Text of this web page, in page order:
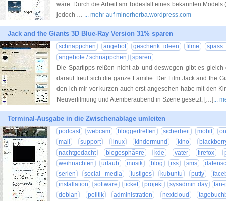
wäre. Durch die Arbeit am Todesfall eines bekannten
jedoch … ... mehr auf minorherba.wordpress.com
Jack and the Giants 3D Blue-Ray Version 31% sparen
schnäppchen angebot geschenk ideen filme
spass
angebote / schnäppchen
sparen
Die Spartipps reißen nicht ab und deswegen gibt es
darauf freut sich die ganze Familie. Der Film Jack and the
den ich mir vor kurzen auch erst angesehen habe mit den
Neuverfilmung und Atemberaubend in Szene gesetzt, […]...
Terminal-Ausgabe in die Zwischenablage umleiten
podcast webcam bloggertreffen sicherheit mobil
mail
support linux kindermund kino
nachtgedacht
blogosphã¤re kde vater firefox
weihnachten
urlaub musik blog rss sms
serien
social media lustiges kubuntu putty
installation
software ticket projekt sysadmin day
tan-
debian
politik administration nextcloud